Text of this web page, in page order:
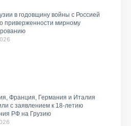
в годовщину войны с Россией
приверженности мирному
Франция, Германия и Италия
с заявлением к 18-летию
РФ на Грузию